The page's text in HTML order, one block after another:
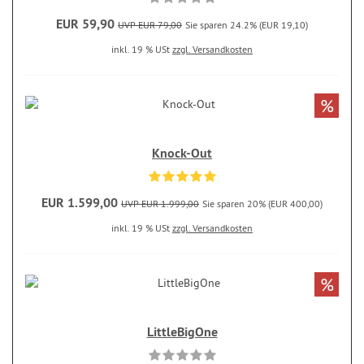
EUR 59,90 UVP EUR 79,00 Sie sparen 24.2% (EUR 19,10)
inkl. 19 % USt zzgl. Versandkosten
Knock-Out
EUR 1.599,00 UVP EUR 1.999,00 Sie sparen 20% (EUR 400,00)
inkl. 19 % USt zzgl. Versandkosten
%
LittleBigOne
%